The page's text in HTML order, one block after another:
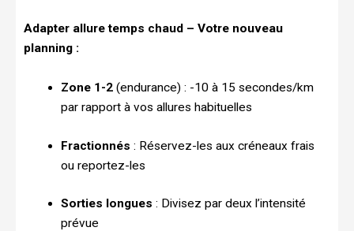
Adapter allure temps chaud – Votre nouveau
planning :
Zone 1-2(endurance) : -10 à 15 secondes/km
par rapport à vos allures habituelles
Fractionnés : Réservez-les aux créneaux frais
ou reportez-les
Sorties longues : Divisez par deux l’intensité
prévue